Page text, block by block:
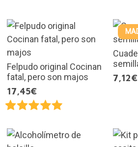
Felpudo original Cocinan
fatal, pero son majos
17,45€
7,12€